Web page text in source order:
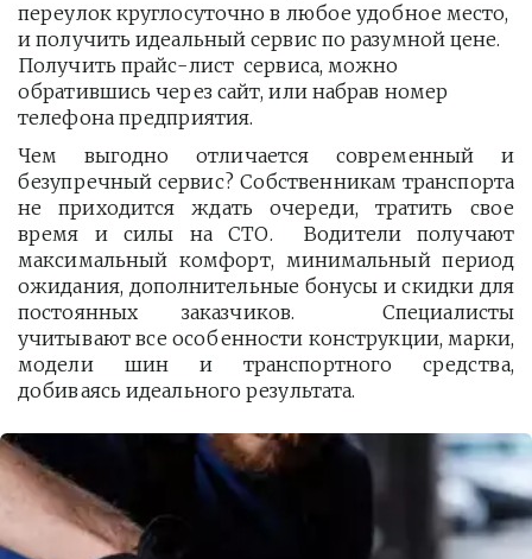
переулок круглосуточно в любое удобное место,
и получить идеальный сервис по разумной цене.
Получить прайс-лист  сервиса, можно
обратившись через сайт, или набрав номер
телефона предприятия.
Чем выгодно отличается современный и
безупречный сервис? Собственникам транспорта
не приходится ждать очереди, тратить свое
время и силы на СТО. Водители получают
максимальный комфорт, минимальный период
ожидания, дополнительные бонусы и скидки для
постоянных заказчиков. Специалисты
учитывают все особенности конструкции, марки,
модели шин и транспортного средства,
добиваясь идеального результата.